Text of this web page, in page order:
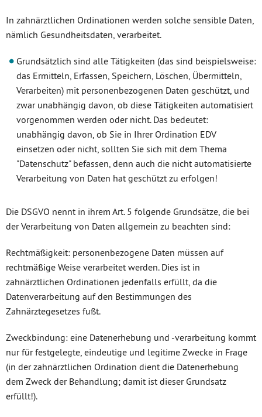
In zahnärztlichen Ordinationen werden solche sensible Daten,
nämlich Gesundheitsdaten, verarbeitet.
Grundsätzlich sind alle Tätigkeiten (das sind beispielsweise:
das Ermitteln, Erfassen, Speichern, Löschen, Übermitteln,
Verarbeiten) mit personenbezogenen Daten geschützt, und
zwar unabhängig davon, ob diese Tätigkeiten automatisiert
vorgenommen werden oder nicht. Das bedeutet:
unabhängig davon, ob Sie in Ihrer Ordination EDV
einsetzen oder nicht, sollten Sie sich mit dem Thema
"Datenschutz" befassen, denn auch die nicht automatisierte
Verarbeitung von Daten hat geschützt zu erfolgen!
Die DSGVO nennt in ihrem Art. 5 folgende Grundsätze, die bei
der Verarbeitung von Daten allgemein zu beachten sind:
Rechtmäßigkeit: personenbezogene Daten müssen auf
rechtmäßige Weise verarbeitet werden. Dies ist in
zahnärztlichen Ordinationen jedenfalls erfüllt, da die
Datenverarbeitung auf den Bestimmungen des
Zahnärztegesetzes fußt.
Zweckbindung: eine Datenerhebung und -verarbeitung kommt
nur für festgelegte, eindeutige und legitime Zwecke in Frage
(in der zahnärztlichen Ordination dient die Datenerhebung
dem Zweck der Behandlung; damit ist dieser Grundsatz
erfüllt!).